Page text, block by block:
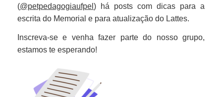
(@petpedagogiaufpel ) há posts com dicas para a
escrita do Memorial e para atualização do Lattes.
Inscreva-se e venha fazer parte do nosso grupo,
estamos te esperando!